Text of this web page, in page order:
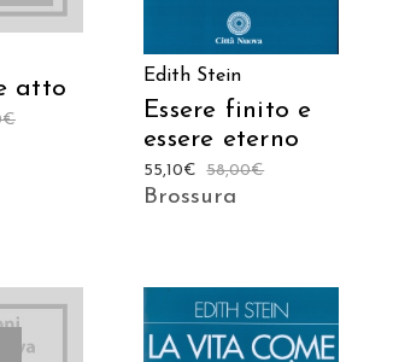
atto
€
Edith Stein
Essere finito e
essere eterno
58,00€
55,10€
Brossura